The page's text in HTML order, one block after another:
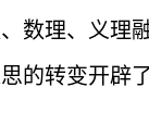
数理、义理
的转变开辟